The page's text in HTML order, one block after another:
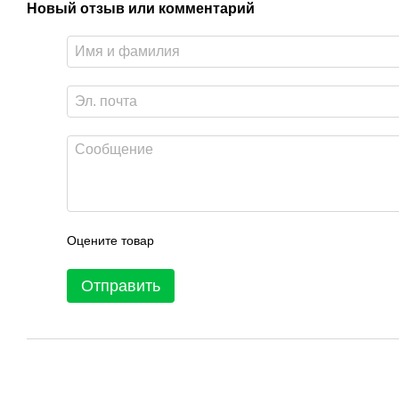
Новый отзыв или комментарий
Оцените товар
Отправить